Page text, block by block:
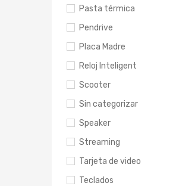
Pasta térmica
Pendrive
Placa Madre
Reloj Inteligent
Scooter
Sin categorizar
Speaker
Streaming
Tarjeta de video
Teclados